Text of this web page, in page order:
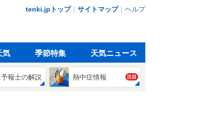
tenki.jpトップ｜ サイトマップ｜ ヘルプ
気 季節特集 天気ニュース
報士の解説 熱中症情報 注目